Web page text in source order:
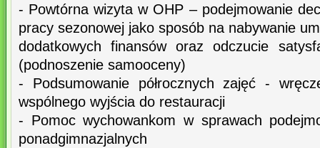
- Powtórna wizyta w OHP – podejmowanie
pracy sezonowej jako sposób na nabywanie
dodatkowych finansów oraz odczucie
(podnoszenie samooceny)
- Podsumowanie półrocznych zajęć -
wspólnego wyjścia do restauracji
- Pomoc wychowankom w sprawach
ponadgimnazjalnych